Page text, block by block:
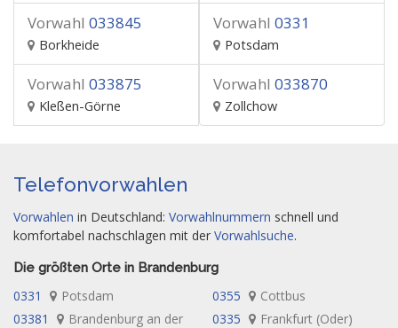
Vorwahl 033845
Borkheide
Vorwahl 0331
Potsdam
Vorwahl 033875
Kleßen-Görne
Vorwahl 033870
Zollchow
Telefonvorwahlen
Vorwahlen in Deutschland: Vorwahlnummern schnell und
komfortabel nachschlagen mit der Vorwahlsuche.
Die größten Orte in Brandenburg
0331 Potsdam 0355
Cottbus
03381
Brandenburg an der
0335
Frankfurt (Oder)